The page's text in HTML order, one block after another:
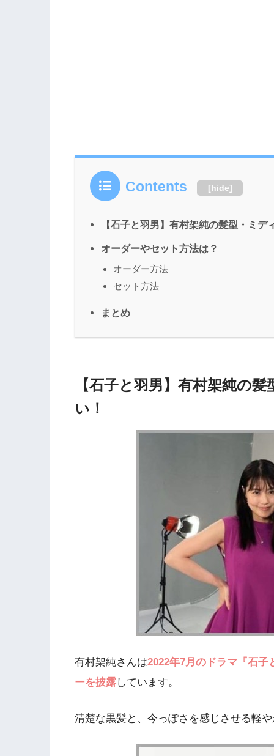
Contents [hide]
【石子と羽男】有村架純の髪型・ミ
オーダーやセット方法は？
オーダー方法
セット方法
まとめ
【石子と羽男】有村架純の
い！
有村架純さんは2022年7月のドラマ『石
ーを披露しています。
清楚な黒髪と、今っぽさを感じさせる軽